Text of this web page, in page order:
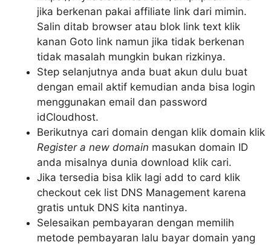
jika berkenan pakai affiliate link dari mimin.
Salin ditab browser atau blok link text klik
kanan Goto link namun jika tidak berkenan
tidak masalah mungkin bukan rizkinya.
Step selanjutnya anda buat akun dulu buat
dengan email aktif kemudian anda bisa login
menggunakan email dan password
idCloudhost.
Berikutnya cari domain dengan klik domain klik
Register a new domain masukan domain ID
anda misalnya dunia download klik cari.
Jika tersedia bisa klik lagi add to card klik
checkout cek list DNS Management karena
gratis untuk DNS kita nantinya.
Selesaikan pembayaran dengan memilih
metode pembayaran lalu bayar domain yang